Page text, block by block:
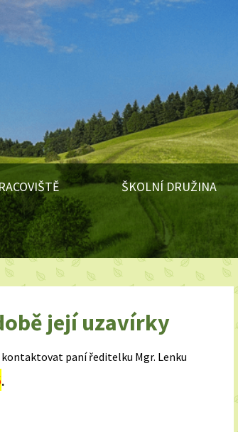
ŠKOLNÍ DRUŽINA
její uzavírky
paní ředitelku Mgr. Lenku
.